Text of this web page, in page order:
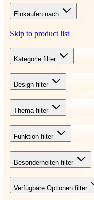
Einkaufen nach
Skip to product list
Kategorie filter
Design filter
Thema filter
Funktion filter
Besonderheiten filter
Verfügbare Optionen filter